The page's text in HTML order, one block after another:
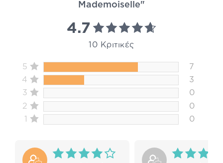
Mademoiselle"
4.7
10 Κριτικές
5
7
4
3
3
0
2
0
1
0